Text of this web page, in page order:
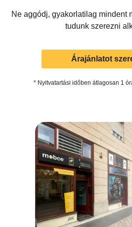
Ne aggódj, gyakorlatilag mindent
tudunk szerezni
Árajánlatot
* Nyitvatartási időben átlagosan 1